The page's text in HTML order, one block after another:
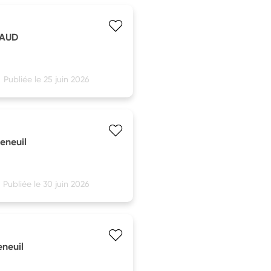
Publiée le 25 juin 2026
Publiée le 30 juin 2026